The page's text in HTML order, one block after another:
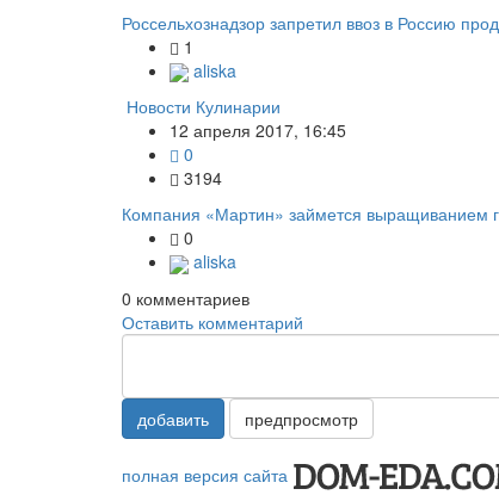
Россельхознадзор запретил ввоз в Россию
1
aliska
Новости Кулинарии
12 апреля 2017, 16:45
0
3194
Компания «Мартин» займется выращиванием
0
aliska
0 комментариев
Оставить комментарий
добавить предпросмотр
полная версия сайта